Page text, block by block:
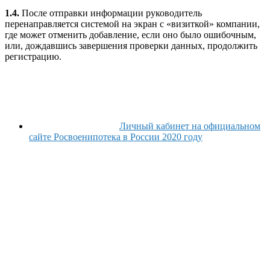
1.4. После отправки информации руководитель
перенаправляется системой на экран с «визиткой» компании,
где может отменить добавление, если оно было ошибочным,
или, дождавшись завершения проверки данных, продолжить
регистрацию.
Личный кабинет на официальном
сайте Росвоенипотека в России 2020 году